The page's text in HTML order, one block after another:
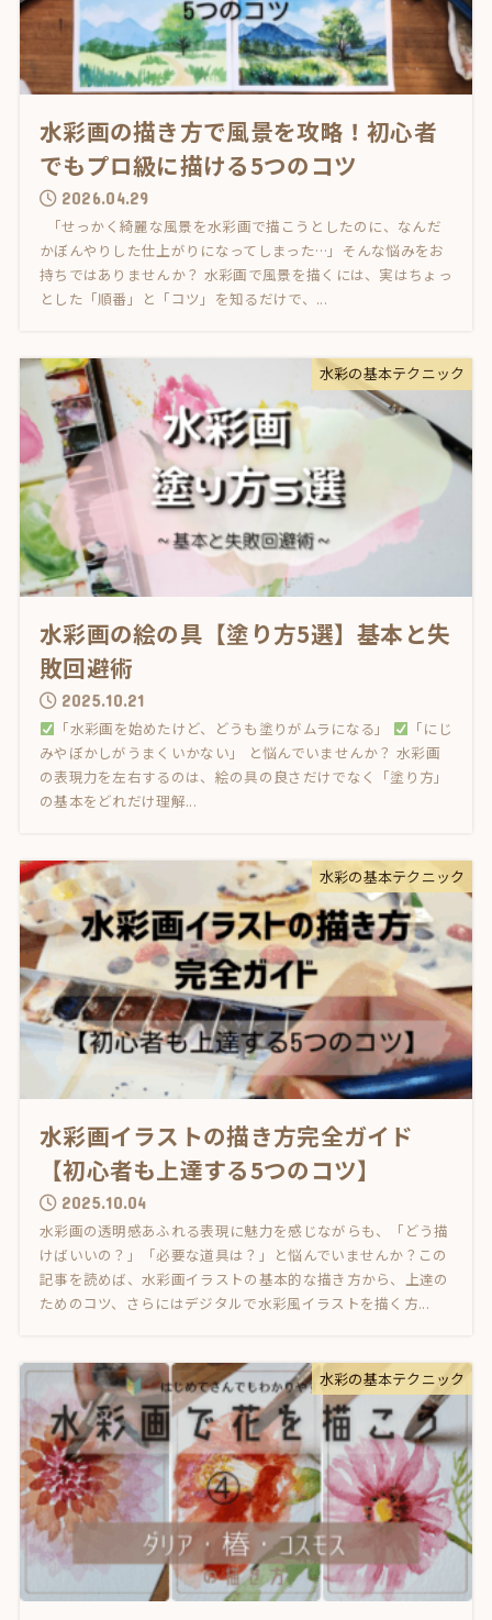
水彩画の描き方で風景を攻略！初心者
でもプロ級に描ける5つのコツ
2026.04.29
「せっかく綺麗な風景を水彩画で描こうとしたのに、なんだ
かぼんやりした仕上がりになってしまった…」そんな悩みをお
持ちではありませんか？ 水彩画で風景を描くには、実はちょっ
とした「順番」と「コツ」を知るだけで、...
水彩の基本テクニック
水彩画の絵の具【塗り方5選】基本と失
敗回避術
2025.10.21
「水彩画を始めたけど、どうも塗りがムラになる」
「にじ
みやぼかしがうまくいかない」 と悩んでいませんか？ 水彩画
の表現力を左右するのは、絵の具の良さだけでなく「塗り方」
の基本をどれだけ理解...
水彩の基本テクニック
水彩画イラストの描き方完全ガイド
【初心者も上達する5つのコツ】
2025.10.04
水彩画の透明感あふれる表現に魅力を感じながらも、「どう描
けばいいの？」「必要な道具は？」と悩んでいませんか？この
記事を読めば、水彩画イラストの基本的な描き方から、上達の
ためのコツ、さらにはデジタルで水彩風イラストを描く方...
水彩の基本テクニック